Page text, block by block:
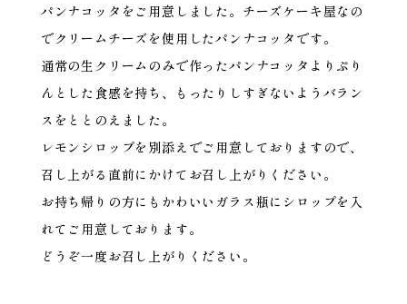
パンナコッタをご用意しました。チーズケーキ屋なの
でクリームチーズを使用したパンナコッタです。
通常の生クリームのみで作ったパンナコッタよりぷり
んとした食感を持ち、もったりしすぎないようバラン
スをととのえました。
レモンシロップを別添えでご用意しておりますので、
召し上がる直前にかけてお召し上がりください。
お持ち帰りの方にもかわいいガラス瓶にシロップを入
れてご用意しております。
どうぞ一度お召し上がりください。